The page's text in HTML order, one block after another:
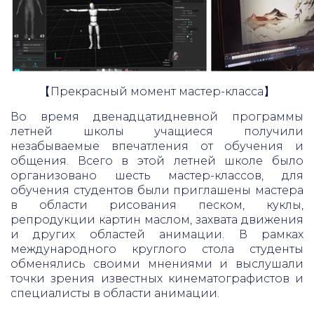
【Прекрасный момент мастер-класса】
Во время двенадцатидневной программы
летней школы учащиеся получили
незабываемые впечатления от обучения и
общения. Всего в этой летней школе было
организовано шесть мастер-классов, для
обучения студентов были приглашены мастера
в области рисования песком, куклы,
репродукции картин маслом, захвата движения
и других областей анимации. В рамках
международного круглого стола студенты
обменялись своими мнениями и выслушали
точки зрения известных кинематографистов и
специалисты в области анимации.